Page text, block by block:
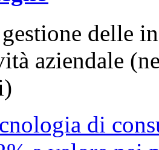
delle
aziendale